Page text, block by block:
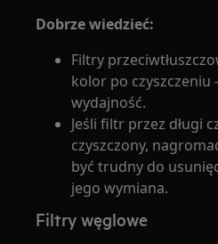
Dobrze wiedzieć:
Filtry
kolor po czyszczeniu
wydajność.
Jeśli filtr przez długi
czyszczony,
być trudny do
jego wymiana.
Filtry węglowe